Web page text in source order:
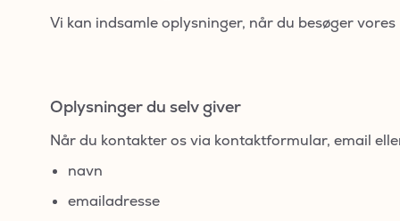
Vi kan indsamle oplysninger, når du besøger
Oplysninger du selv giver
Når du kontakter os via kontaktformular, email
navn
emailadresse